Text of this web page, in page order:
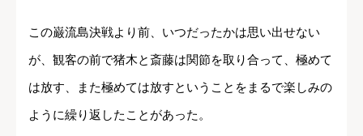
この巌流島決戦より前、いつだったかは思い出せない
が、観客の前で猪木と斎藤は関節を取り合って、極めて
は放す、また極めては放すということをまるで楽しみの
ように繰り返したことがあった。